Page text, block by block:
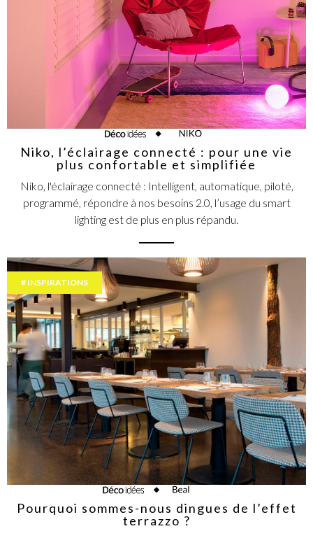
Niko, l’éclairage connecté : pour une vie
plus confortable et simplifiée
Niko, l'éclairage connecté : Intelligent, automatique, piloté,
programmé, répondre à nos besoins 2.0, l’usage du smart
lighting est de plus en plus répandu.
INSPIRATIONS
Pourquoi sommes-nous dingues de l’effet
terrazzo ?